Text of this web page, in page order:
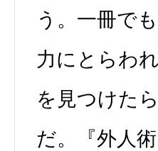
う。一冊で
力にとらわ
を見つけた
だ。『外人